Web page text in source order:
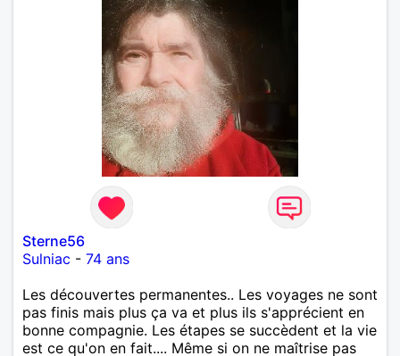
Sterne56
Sulniac - 74 ans
Les découvertes permanentes.. Les voyages ne sont
pas finis mais plus ça va et plus ils s'apprécient en
bonne compagnie. Les étapes se succèdent et la vie
est ce qu'on en fait.... Même si on ne maîtrise pas